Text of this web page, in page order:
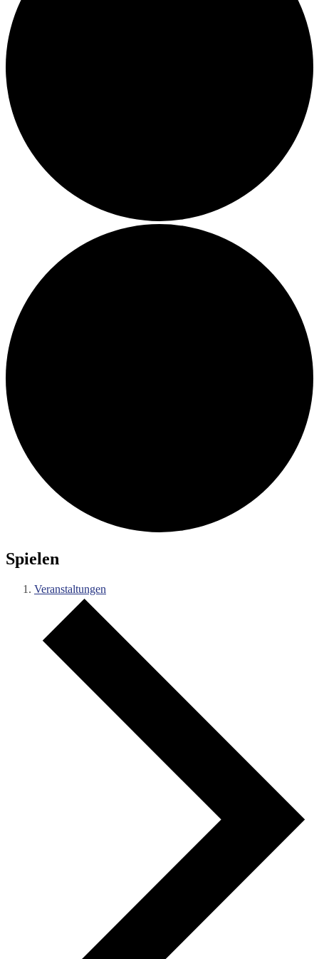
Spielen
Veranstaltungen